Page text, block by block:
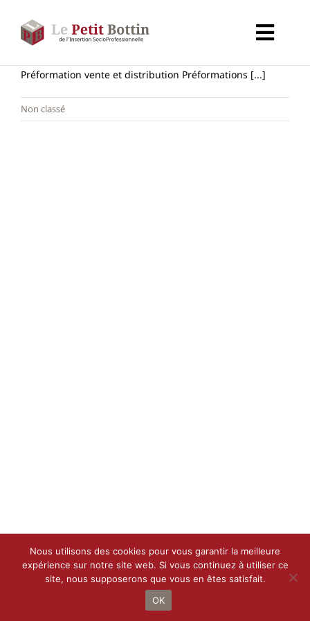
contenu
Accueil
Types d’organismes
Préformation vente et distribution Préformations [...]
Non classé
Droit d’auteur 2021 - 2022 |Le Petit BottindeCALIF| Tous droits
réservés
Nous utilisons des cookies pour vous garantir la meilleure
expérience sur notre site web. Si vous continuez à utiliser ce
site, nous supposerons que vous en êtes satisfait.
OK